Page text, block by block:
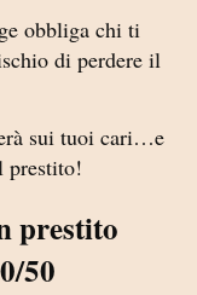
obbliga chi ti
di perdere il
sui tuoi cari…e
prestito!
prestito
50